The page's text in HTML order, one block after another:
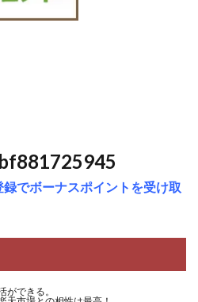
でボーナスポイントを受け取
ができる。